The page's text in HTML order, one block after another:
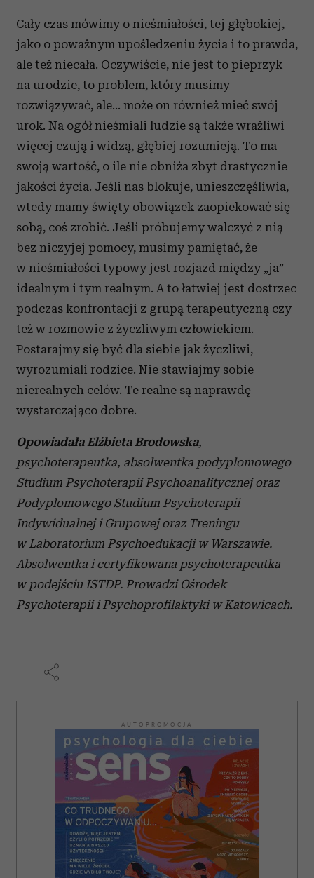
Cały czas mówimy o nieśmiałości, tej głębokiej,
jako o poważnym upośledzeniu życia i to prawda,
ale też niecała. Oczywiście, nie jest to pieprzyk
na urodzie, to problem, który musimy
rozwiązywać, ale... może on również mieć swój
urok. Na ogół nieśmiali ludzie są także wrażliwi –
więcej czują i widzą, głębiej rozumieją. To ma
swoją wartość, o ile nie obniża zbyt drastycznie
jakości życia. Jeśli nas blokuje, unieszczęśliwia,
wtedy mamy święty obowiązek zaopiekować się
sobą, coś zrobić. Jeśli próbujemy walczyć z nią
bez niczyjej pomocy, musimy pamiętać, że
w nieśmiałości typowy jest rozjazd między „ja”
idealnym i tym realnym. A to łatwiej jest dostrzec
podczas konfrontacji z grupą terapeutyczną czy
też w rozmowie z życzliwym człowiekiem.
Postarajmy się być dla siebie jak życzliwi,
wyrozumiali rodzice. Nie stawiajmy sobie
nierealnych celów. Te realne są naprawdę
wystarczająco dobre.
Opowiadała Elżbieta Brodowska,
psychoterapeutka, absolwentka podyplomowego
Studium Psychoterapii Psychoanalitycznej oraz
Podyplomowego Studium Psychoterapii
Indywidualnej i Grupowej oraz Treningu
w Laboratorium Psychoedukacji w Warszawie.
Absolwentka i certyfikowana psychoterapeutka
w podejściu ISTDP. Prowadzi Ośrodek
Psychoterapii i Psychoprofilaktyki w Katowicach.
AUTOPROMOCJA